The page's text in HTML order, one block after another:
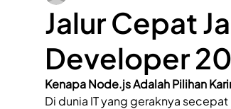
Jalur Cepat
Developer
Kenapa Node.js Adalah Pilihan
Di dunia IT yang geraknya